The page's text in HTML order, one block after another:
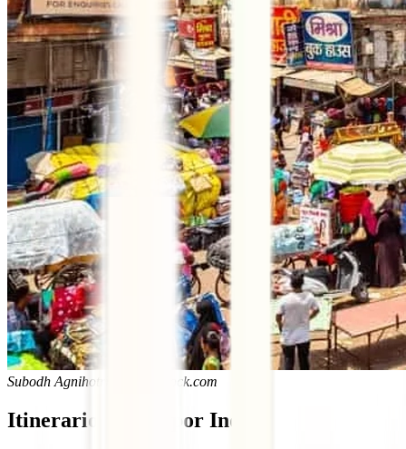
Subodh Agnihotri / Shutterstock.com
Itinerario seguro por India